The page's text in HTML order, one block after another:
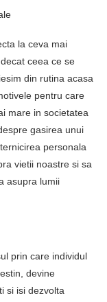
la ceva mai
ceea ce se
din rutina acasa
pentru care
mare in societatea
gasirea unui
personala
vietii noastre si sa
asupra lumii
prin care individul
devine
si isi dezvolta